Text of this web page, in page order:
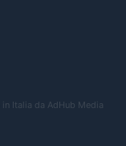
Italia da AdHub Media